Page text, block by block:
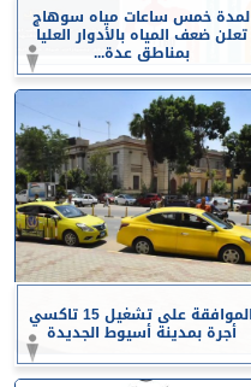
لمدة خمس ساعات مياه سوهاج
تعلن ضعف المياه بالأدوار العليا
بمناطق عدة...
الموافقة على تشغيل 15 تاكسي
أجرة بمدينة أسيوط الجديدة